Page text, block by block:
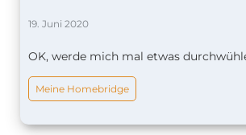
19. Juni 2020
OK, werde mich mal etwas
Meine Homebridge